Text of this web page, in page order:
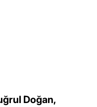
Doğan,